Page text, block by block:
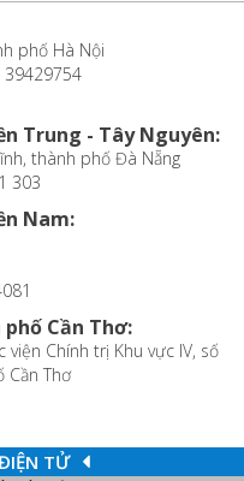
phố Hà Nội
Trung - Tây Nguyên:
thành phố Đà Nẵng
303
Nam:
Cần Thơ:
viện Chính trị Khu vực IV, số
Cần Thơ
TỬ